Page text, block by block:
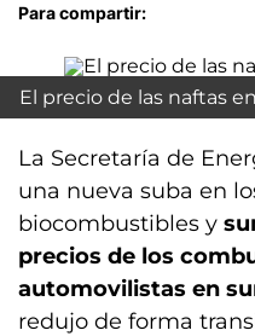
Para compartir:
El precio de las naftas
La Secretaría de
una nueva suba en
biocombustibles y
precios de los
automovilistas en
redujo de forma